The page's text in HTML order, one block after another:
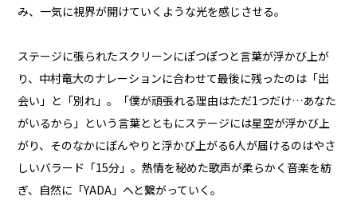
み、一気に視界が開けていくような光を感じさせる。
ステージに張られたスクリーンにぽつぽつと言葉が浮かび上が
り、中村竜大のナレーションに合わせて最後に残ったのは「出
会い」と「別れ」。「僕が頑張れる理由はただ1つだけ…あなた
がいるから」という言葉とともにステージには星空が浮かび上
がり、そのなかにぼんやりと浮かび上がる6人が届けるのはやさ
しいバラード「15分」。熱情を秘めた歌声が柔らかく音楽を紡
ぎ、自然に「YADA」へと繋がっていく。